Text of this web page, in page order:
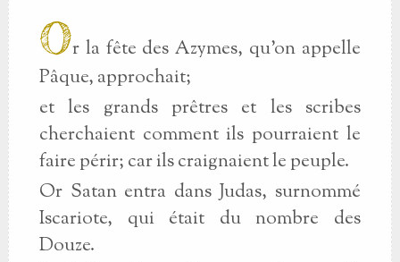
Or la fête des Azymes, qu'on appelle
Pâque, approchait;
et les grands prêtres et les scribes
cherchaient comment ils pourraient le
faire périr; car ils craignaient le peuple.
Or Satan entra dans Judas, surnommé
Iscariote, qui était du nombre des
Douze.